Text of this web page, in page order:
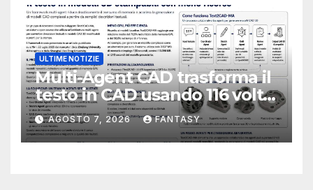
ULTIME NOTIZIE
Multi-Agent CAD trasforma il
testo in CAD usando 116 volte
meno token
AGOSTO 7, 2026 FANTASY